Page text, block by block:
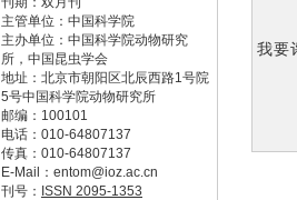
主管单位： 中国科学院
主办单位： 中国科学院动物研究
所，中国昆虫学会
地址： 北京市朝阳区北辰西路1号院
5号中国科学院动物研究所
邮编： 100101
电话： 010-64807137
传真： 010-64807137
E-Mail： entom@ioz.ac.cn
刊号： ISSN 2095-1353
我要